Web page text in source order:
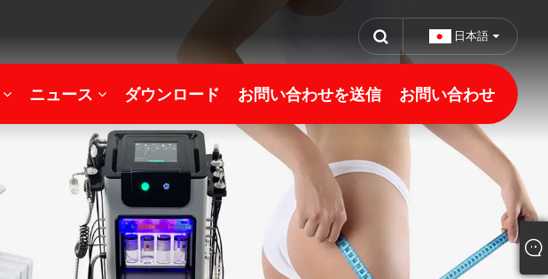
日本語
ニュース ダウンロード お問い合わせを送信 お問い合わせ